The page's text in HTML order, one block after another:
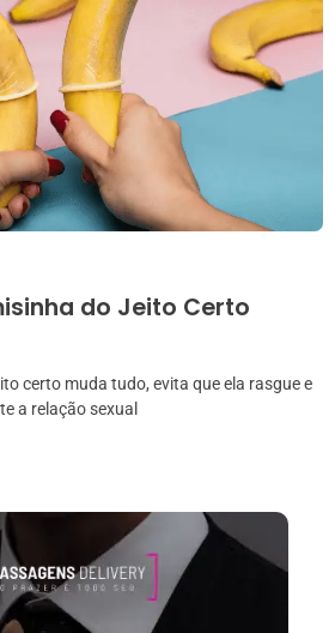
do Jeito Certo
certo muda tudo, evita que ela rasgue e
a relação sexual